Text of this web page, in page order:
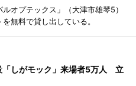
オプテックス」（大津市雄琴5）
無料で貸し出している。
「しがモック」来場者5万人 立